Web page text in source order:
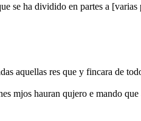
se ha dividido en partes a [varias
aquellas res que y fincara de
mjos hauran qujero e mando